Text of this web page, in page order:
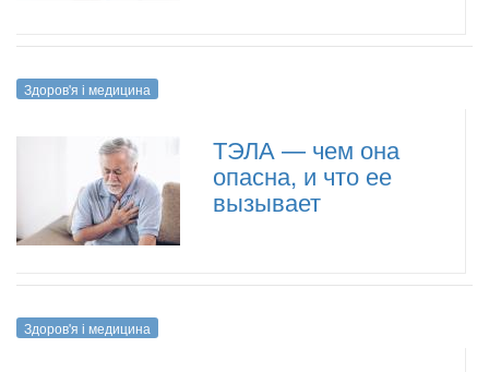
Здоров'я і медицина
ТЭЛА — чем она
опасна, и что ее
вызывает
Здоров'я і медицина